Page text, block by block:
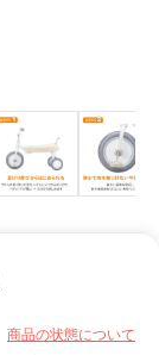
商品の状態について